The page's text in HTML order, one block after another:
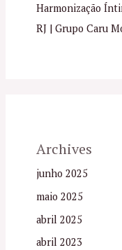
Harmonização
RJ | Grupo Caru
Archives
junho 2025
maio 2025
abril 2025
abril 2023